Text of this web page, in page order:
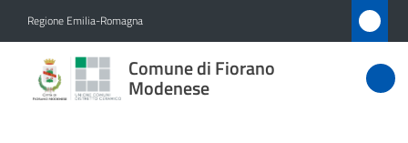
Regione Emilia-Romagna
Comune di Fiorano
Modenese
Comune
di Fiorano